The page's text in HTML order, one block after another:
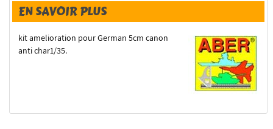
EN SAVOIR PLUS
kit amelioration pour German 5cm canon
anti char1/35.